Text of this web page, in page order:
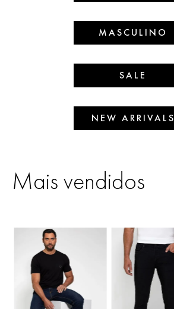
MASCULINO
SALE
NEW ARRIVALS
Mais vendidos